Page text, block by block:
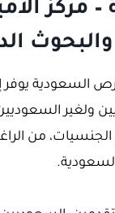
– مركز
السعودية يوفر
ولغير
من